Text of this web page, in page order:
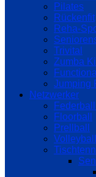
Pilates
Rückenfit
Reha-
Trivital
Zumba
Jumping
Netzwerker
Floorball
Prellball
Volleyball